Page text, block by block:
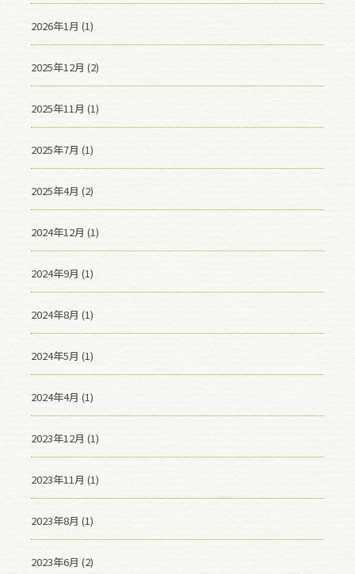
2026年1月 (1)
2025年12月 (2)
2025年11月 (1)
2025年7月 (1)
2025年4月 (2)
2024年12月 (1)
2024年9月 (1)
2024年8月 (1)
2024年5月 (1)
2024年4月 (1)
2023年12月 (1)
2023年11月 (1)
2023年8月 (1)
2023年6月 (2)